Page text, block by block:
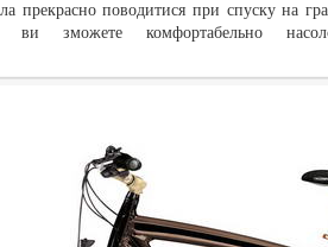
прекрасно поводитися при спуску на
ви зможете комфортабельно